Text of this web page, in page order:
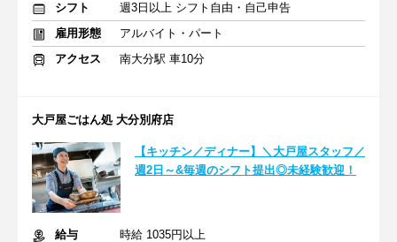
シフト
週3日以上 シフト自由・自己申告
雇用形態
アルバイト・パート
アクセス
南大分駅 車10分
大戸屋ごはん処 大分別府店
【キッチン／ディナー】＼大戸屋スタッフ／
週2日～&毎週のシフト提出◎未経験歓迎！
給与
時給 1035円以上